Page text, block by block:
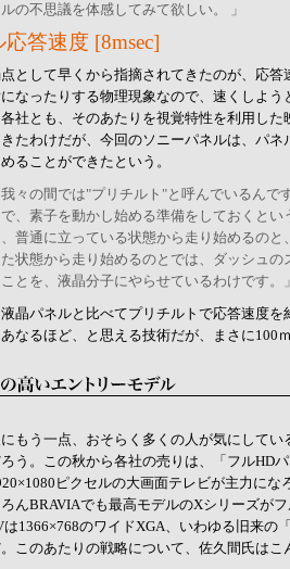
の不思議を体感してみて欲しい。 」
答速度 [8msec]
として早くから指摘されてきたのが、応
なったりする物理現象なので、速くしよ
社とも、そのあたりを視覚特性を利用し
たわけだが、今回のソニーパネルは、パ
ることができたという。
我々の間では"プリチルト"と呼んでいるん
、素子を動かし始める準備をしておくと
普通に立っている状態から走り始めるの
状態から走り始めるのとでは、ダッシュ
ことを、液晶分子にやらせているわけです。
晶パネルと比べてプリチルトで応答速度
なるほど、と思える技術だが、まさに100
もう一点、おそらく多くの人が気にしてい
ろう。この秋から各社の売りは、「フルHD
ピクセルの大画面テレビが主力にな
んBRAVIAでも最高モデルのXシリーズが
は1366×768のワイドXGA、いわゆる旧来の
このあたりの戦略について、佐久間氏はこ